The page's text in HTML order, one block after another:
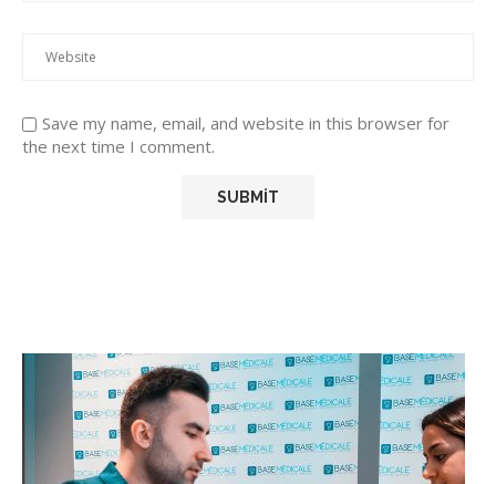
Save my name, email, and website in this browser for
the next time I comment.